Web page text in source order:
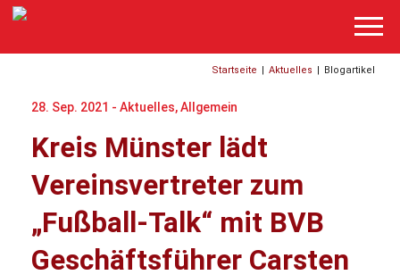
Startseite | Aktuelles | Blogartikel
28. Sep. 2021 - Aktuelles,Allgemein
Kreis Münster lädt
Vereinsvertreter zum
„Fußball-Talk“ mit BVB
Geschäftsführer Carsten